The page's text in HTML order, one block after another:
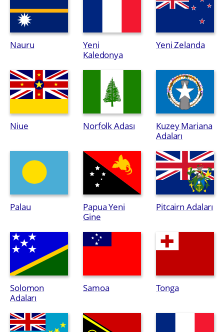
Nauru
Yeni
Kaledonya
Yeni Zelanda
Niue Norfolk Adası
Kuzey Mariana
Adaları
Palau
Papua Yeni
Gine
Pitcairn Adaları
Solomon
Adaları
Samoа Тоnga